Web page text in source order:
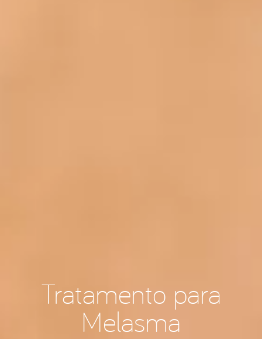
Tratamento para
Melasma